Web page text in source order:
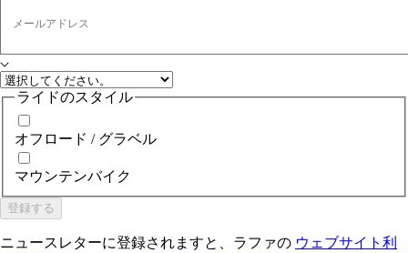
メールアドレス
ライドのスタイル
オフロード / グラベル
マウンテンバイク
登録する
ニュースレターに登録されますと、ラファの ウェブサイト利